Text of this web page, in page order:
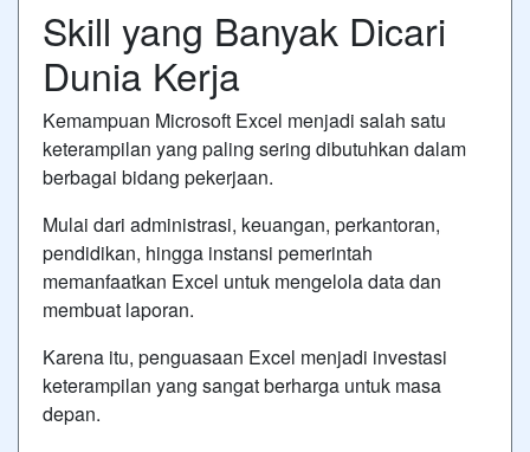
Skill yang Banyak Dicari
Dunia Kerja
Kemampuan Microsoft Excel menjadi salah satu
keterampilan yang paling sering dibutuhkan dalam
berbagai bidang pekerjaan.
Mulai dari administrasi, keuangan, perkantoran,
pendidikan, hingga instansi pemerintah
memanfaatkan Excel untuk mengelola data dan
membuat laporan.
Karena itu, penguasaan Excel menjadi investasi
keterampilan yang sangat berharga untuk masa
depan.